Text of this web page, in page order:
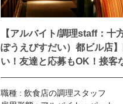
【アルバイト/調理staff：十
ぽうえびすだい）都ビル店
い！友達と応募もOK！接客
職種 : 飲食店の調理スタッフ